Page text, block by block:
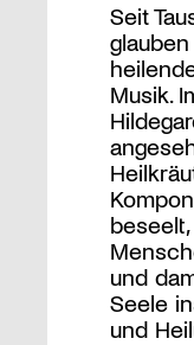
Seit
Musik.
und
Seele
und